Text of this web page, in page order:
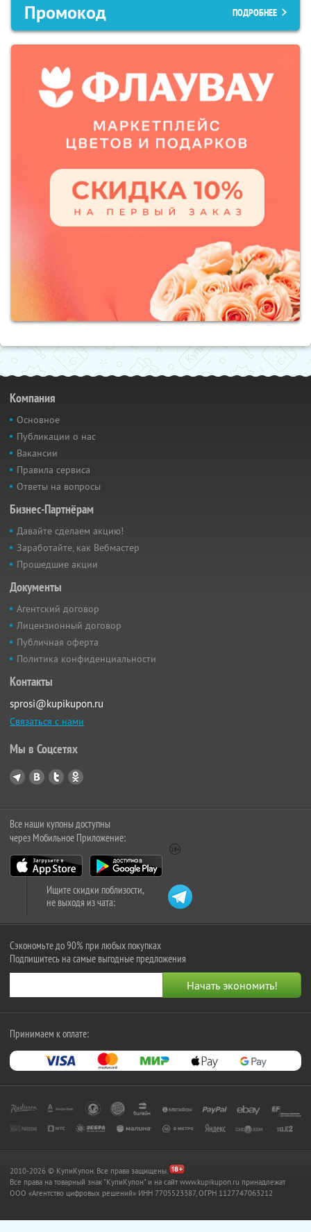
Промокод ПОДРОБНЕЕ
Компания
Основное
Публикации о нас
Вакансии
Правила сервиса
Ответы на вопросы
Бизнес-Партнёрам
Давайте сделаем акцию!
Заработайте, как Вебмастер
Прошедшие акции
Документы
Агентский договор
Лицензионный договор
Публичная оферта
Политика конфиденциальности
Контакты
sprosi@kupikupon.ru
Связаться с нами
Мы в Соцсетях
Все наши купоны доступны
через Мобильное Приложение:
Ищите скидки поблизости,
не выходя из чата:
Сэкономьте до 90% при любых покупках
Подпишитесь на самые выгодные предложения
Принимаем к оплате:
2010-2026 © КупиКупон. Все права защищены.
Все права на товарный знак "КупиКупон" и на сайт www.kupikupon.ru принадлежат
OOO «Агентство цифровых решений» ИНН 7705523387, ОГРН 1127747063212